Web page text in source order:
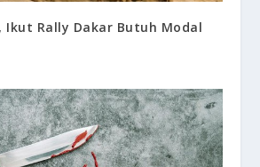
Ikut Rally Dakar Butuh Modal